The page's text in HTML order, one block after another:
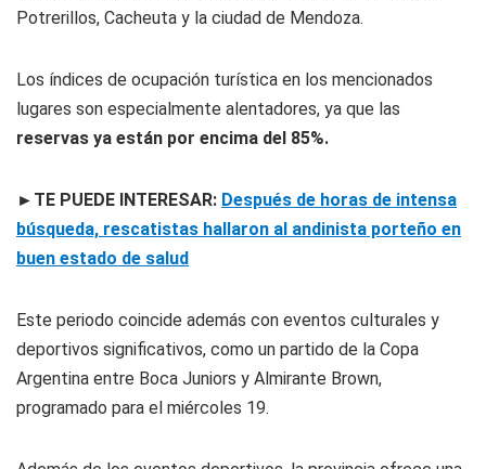
Potrerillos, Cacheuta y la ciudad de Mendoza.
Los índices de ocupación turística en los mencionados
lugares son especialmente alentadores, ya que las
reservas ya están por encima del 85%.
►TE PUEDE INTERESAR: Después de horas de intensa
búsqueda, rescatistas hallaron al andinista porteño en
buen estado de salud
Este periodo coincide además con eventos culturales y
deportivos significativos, como un partido de la Copa
Argentina entre Boca Juniors y Almirante Brown,
programado para el miércoles 19.